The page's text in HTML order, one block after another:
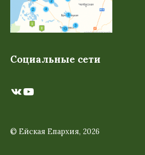
Социальные сети
ВКонтакте
YouTube
© Ейская Епархия, 2026